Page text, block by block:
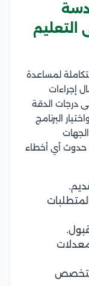
التعليم
لمساعدة
إجراءات
6 أكتوبر بأعلى درجات الدقة
البرنامج
حدوث أي أخطاء
التخصص